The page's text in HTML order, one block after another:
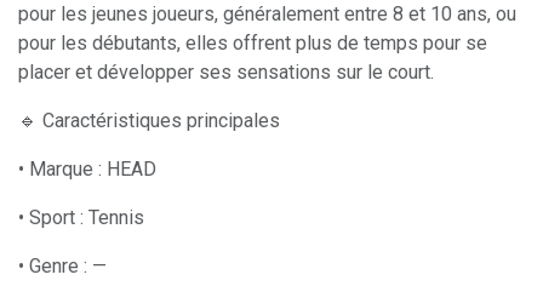
pour les jeunes joueurs, généralement entre 8 et 10 ans, ou
pour les débutants, elles offrent plus de temps pour se
placer et développer ses sensations sur le court.
🔹 Caractéristiques principales
• Marque : HEAD
• Sport : Tennis
• Genre : —